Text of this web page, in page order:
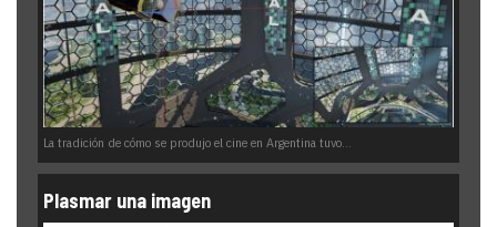
La tradición de cómo se produjo el cine en Argentina tuvo...
Plasmar una imagen